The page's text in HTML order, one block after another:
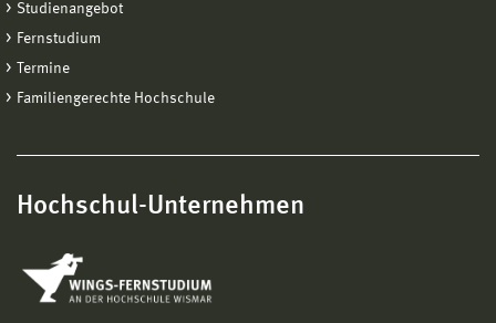
Studienangebot
Fernstudium
Termine
Familiengerechte Hochschule
Hochschul-Unternehmen